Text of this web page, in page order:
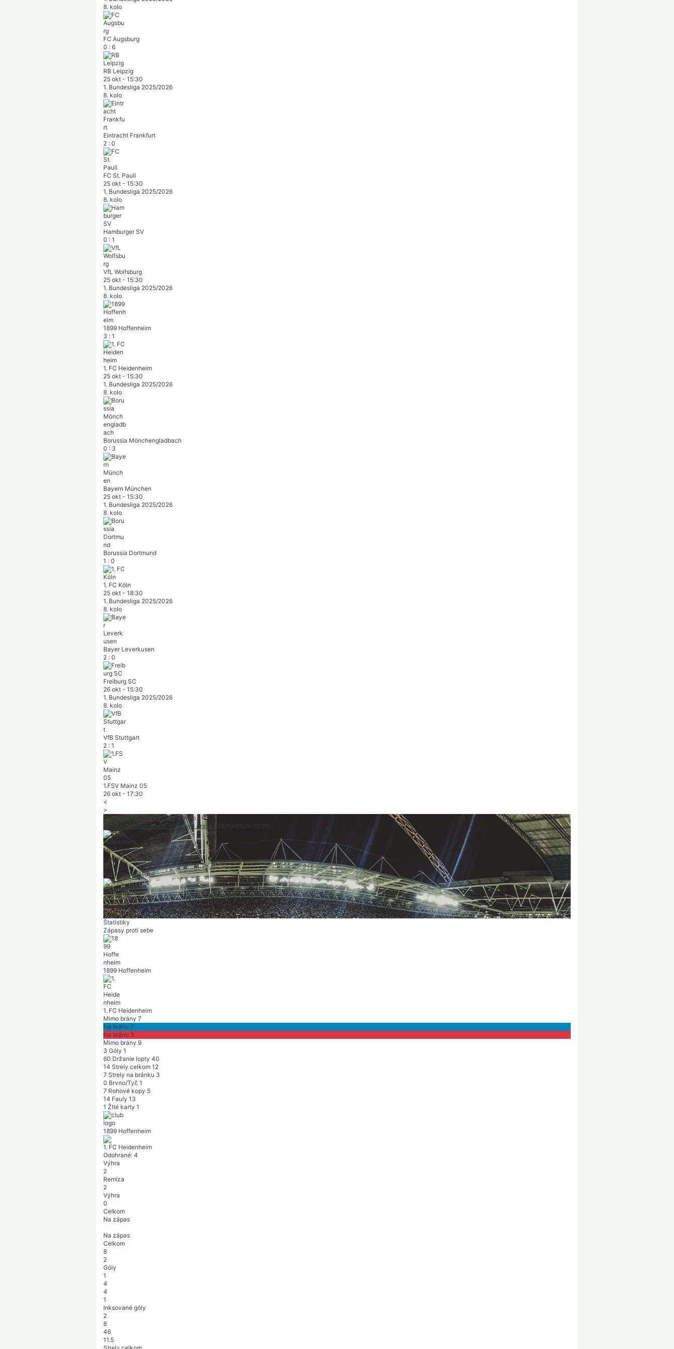
8. kolo
FC Augsburg
0 : 6
RB Leipzig
25 okt - 15:30
1. Bundesliga 2025/2026
8. kolo
Eintracht Frankfurt
2 : 0
FC St. Pauli
25 okt - 15:30
1. Bundesliga 2025/2026
8. kolo
Hamburger SV
0 : 1
VfL Wolfsburg
25 okt - 15:30
1. Bundesliga 2025/2026
8. kolo
1899 Hoffenheim
3 : 1
1. FC Heidenheim
25 okt - 15:30
1. Bundesliga 2025/2026
8. kolo
Borussia Mönchengladbach
0 : 3
Bayern München
25 okt - 15:30
1. Bundesliga 2025/2026
8. kolo
Borussia Dortmund
1 : 0
1. FC Köln
25 okt - 18:30
1. Bundesliga 2025/2026
8. kolo
Bayer Leverkusen
2 : 0
Freiburg SC
26 okt - 15:30
1. Bundesliga 2025/2026
8. kolo
VfB Stuttgart
2 : 1
1.FSV Mainz 05
26 okt - 17:30
<
>
1. Bundesliga 2025/2026| 8. kolo
| Rhein-Neckar-Arena - PreZero Arena 25/10/2025- 15:30
1899 Hoffenheim
v prpv
3 : 1
Konečný výsledok
1. FC Heidenheim
ppvpr
| Počet divákov: 24 000 | Polčas: 2-0
Štatistiky
Zápasy proti sebe
1899 Hoffenheim
1. FC Heidenheim
Mimo brány 7
Na bránu 7
Na bránu 3
Mimo brány 9
3 Góly 1
60 Držanie lopty 40
14 Strely celkom 12
7 Strely na bránku 3
0 Brvno/Tyč 1
7 Rohové kopy 5
14 Fauly 13
1 Žlté karty 1
1899 Hoffenheim
1. FC Heidenheim
Odohrané: 4
Výhra
2
Remíza
2
Výhra
0
Celkom
Na zápas
Na zápas
Celkom
8
2
Góly
1
4
4
1
Inksované góly
2
8
46
11.5